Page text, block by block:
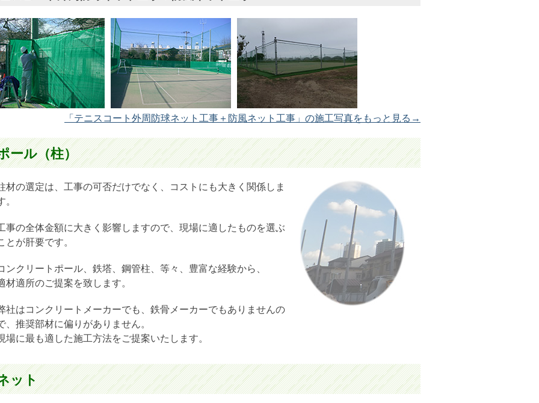
「テニスコート外周防球ネット工事＋防風ネット工事」の施工写真をもっと見る→
ール（柱）
材の選定は、工事の可否だけでなく、コストにも大きく関係しま
。
事の全体金額に大きく影響しますので、現場に適したものを選ぶ
とが肝要です。
ンクリートポール、鉄塔、鋼管柱、等々、豊富な経験から、
材適所のご提案を致します。
社はコンクリートメーカーでも、鉄骨メーカーでもありませんの
、推奨部材に偏りがありません。
場に最も適した施工方法をご提案いたします。
ット